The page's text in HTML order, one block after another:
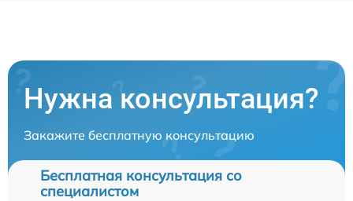
Нужна консультация?
Закажите бесплатную консультацию
Бесплатная консультация со
специалистом